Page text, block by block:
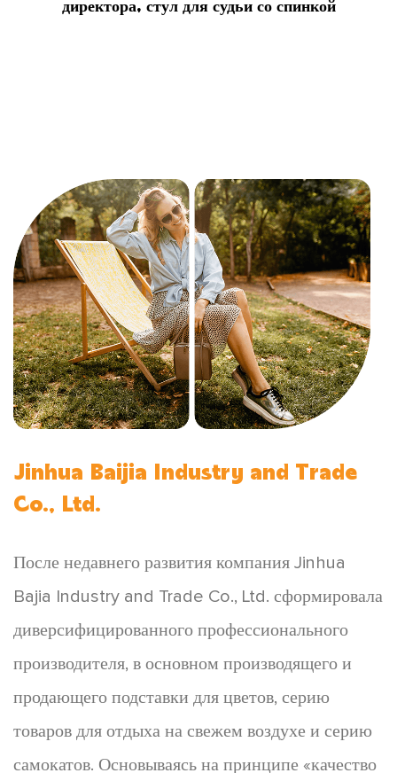
директора, стул для судьи со спинкой
Jinhua Baijia Industry and Trade
Co., Ltd.
После недавнего развития компания Jinhua
Bajia Industry and Trade Co., Ltd. сформировала
диверсифицированного профессионального
производителя, в основном производящего и
продающего подставки для цветов, серию
товаров для отдыха на свежем воздухе и серию
самокатов. Основываясь на принципе «качество